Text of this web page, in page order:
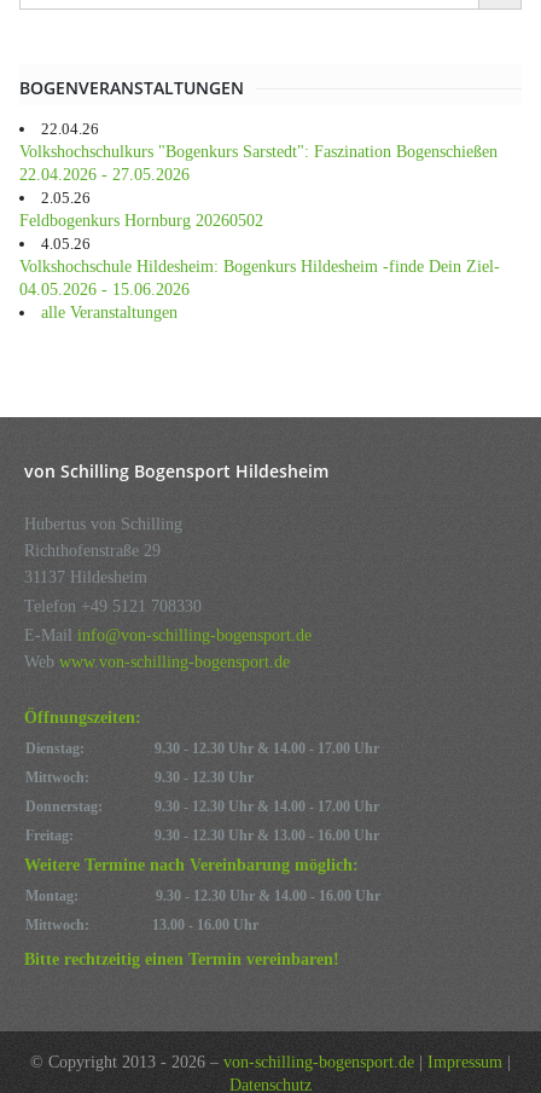
BOGENVERANSTALTUNGEN
22.04.26
Volkshochschulkurs "Bogenkurs Sarstedt": Faszination Bogenschießen
22.04.2026 - 27.05.2026
2.05.26
Feldbogenkurs Hornburg 20260502
4.05.26
Volkshochschule Hildesheim: Bogenkurs Hildesheim -finde Dein Ziel-
04.05.2026 - 15.06.2026
alle Veranstaltungen
von Schilling Bogensport Hildesheim
Hubertus von Schilling
Richthofenstraße 29
31137 Hildesheim
Telefon +49 5121 708330
E-Mail info@von-schilling-bogensport.de
Web www.von-schilling-bogensport.de
Öffnungszeiten:
Dienstag:
9.30 - 12.30 Uhr & 14.00 - 17.00 Uhr
Mittwoch:
9.30 - 12.30 Uhr
Donnerstag:
9.30 - 12.30 Uhr & 14.00 - 17.00 Uhr
Freitag:
9.30 - 12.30 Uhr & 13.00 - 16.00 Uhr
Weitere Termine nach Vereinbarung möglich:
Montag:
9.30 - 12.30 Uhr & 14.00 - 16.00 Uhr
Mittwoch:
13.00 - 16.00 Uhr
Bitte rechtzeitig einen Termin vereinbaren!
© Copyright 2013 - 2026 – von-schilling-bogensport.de Impressum
Datenschutz